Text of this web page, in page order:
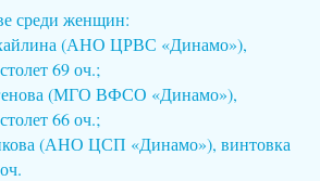
среди женщин:
(АНО ЦРВС «Динамо»),
69 оч.;
(МГО ВФСО «Динамо»),
66 оч.;
(АНО ЦСП «Динамо»), винтовка